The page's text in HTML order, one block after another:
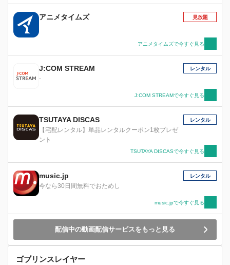
アニメタイムズ 見放題
アニメタイムズで今すぐ見る
J:COM STREAM
-
レンタル
J:COM STREAMで今すぐ見る
TSUTAYA DISCAS
【宅配レンタル】単品レンタルクーポン1枚プレゼ
ント
レンタル
TSUTAYA DISCASで今すぐ見る
music.jp
今なら30日間無料でおためし
レンタル
music.jpで今すぐ見る
配信中の動画配信サービスをもっと見る
ゴブリンスレイヤー